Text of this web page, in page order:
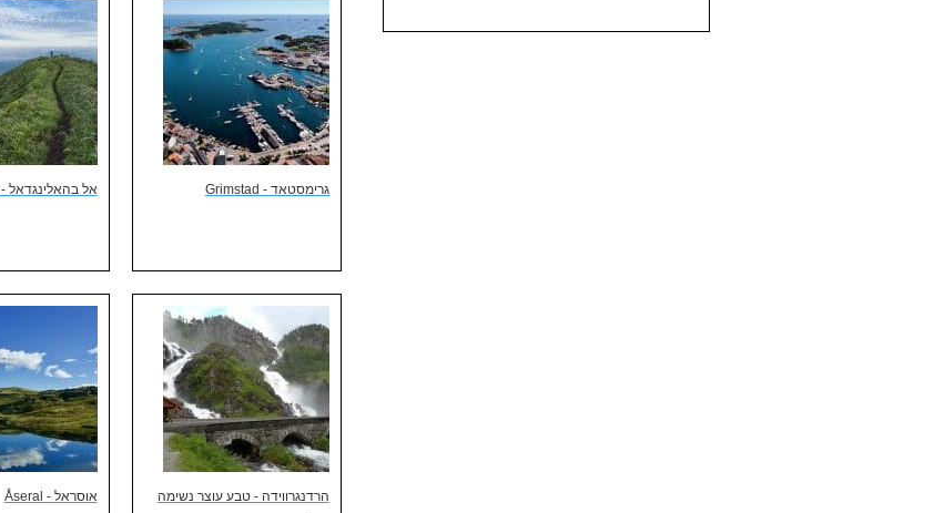
גרימסטאד - Grimstad אל בהאלינגדאל - Ål
הרדנגרווידה - טבע עוצר נשימה
אוסראל - Åseral